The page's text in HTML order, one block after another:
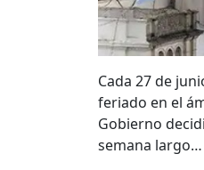
Cada 27 de
feriado en el
Gobierno
semana largo…